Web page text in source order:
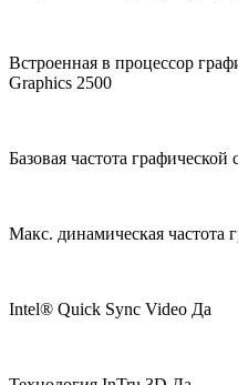
Встроенная в процессор
Graphics 2500
Базовая частота
Макс. динамическая частота
Intel® Quick Sync Video Да